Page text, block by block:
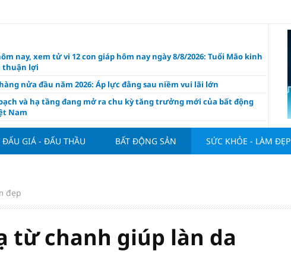
nay, xem tử vi 12 con giáp hôm nay ngày 8/8/2026: Tuổi Mão kinh
thuận lợi
nửa đầu năm 2026: Áp lực đằng sau niềm vui lãi lớn
và hạ tầng đang mở ra chu kỳ tăng trưởng mới của bất động
Nam
giảm 30% thuế cho hộ, cá nhân kinh doanh, doanh nghiệp thu
tỷ đồng
hôm nay 7/8: Thị trường lặng sóng
trẻ quốc tế xem Phú Quốc là “thiên đường lập nghiệp”
vụ Rodri mở đường cho Man Utd sở hữu tiền vệ báu vật của
thức đối với tham vọng công nghệ của Đông Nam Á
ĐẤU GIÁ - ĐẤU THẦU BẤT ĐỘNG SẢN SỨC KHỎE - LÀM ĐẸP
đẹp
từ chanh giúp làn da